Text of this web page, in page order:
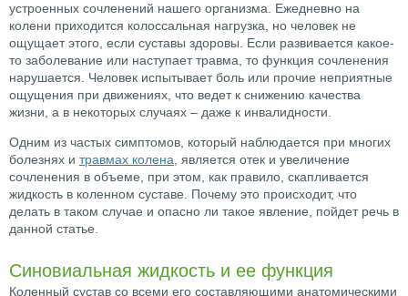
устроенных сочленений нашего организма. Ежедневно на
колени приходится колоссальная нагрузка, но человек не
ощущает этого, если суставы здоровы. Если развивается какое-
то заболевание или наступает травма, то функция сочленения
нарушается. Человек испытывает боль или прочие неприятные
ощущения при движениях, что ведет к снижению качества
жизни, а в некоторых случаях – даже к инвалидности.
Одним из частых симптомов, который наблюдается при многих
болезнях и травмах колена, является отек и увеличение
сочленения в объеме, при этом, как правило, скапливается
жидкость в коленном суставе. Почему это происходит, что
делать в таком случае и опасно ли такое явление, пойдет речь в
данной статье.
Синовиальная жидкость и ее функция
Коленный сустав со всеми его составляющими анатомическими